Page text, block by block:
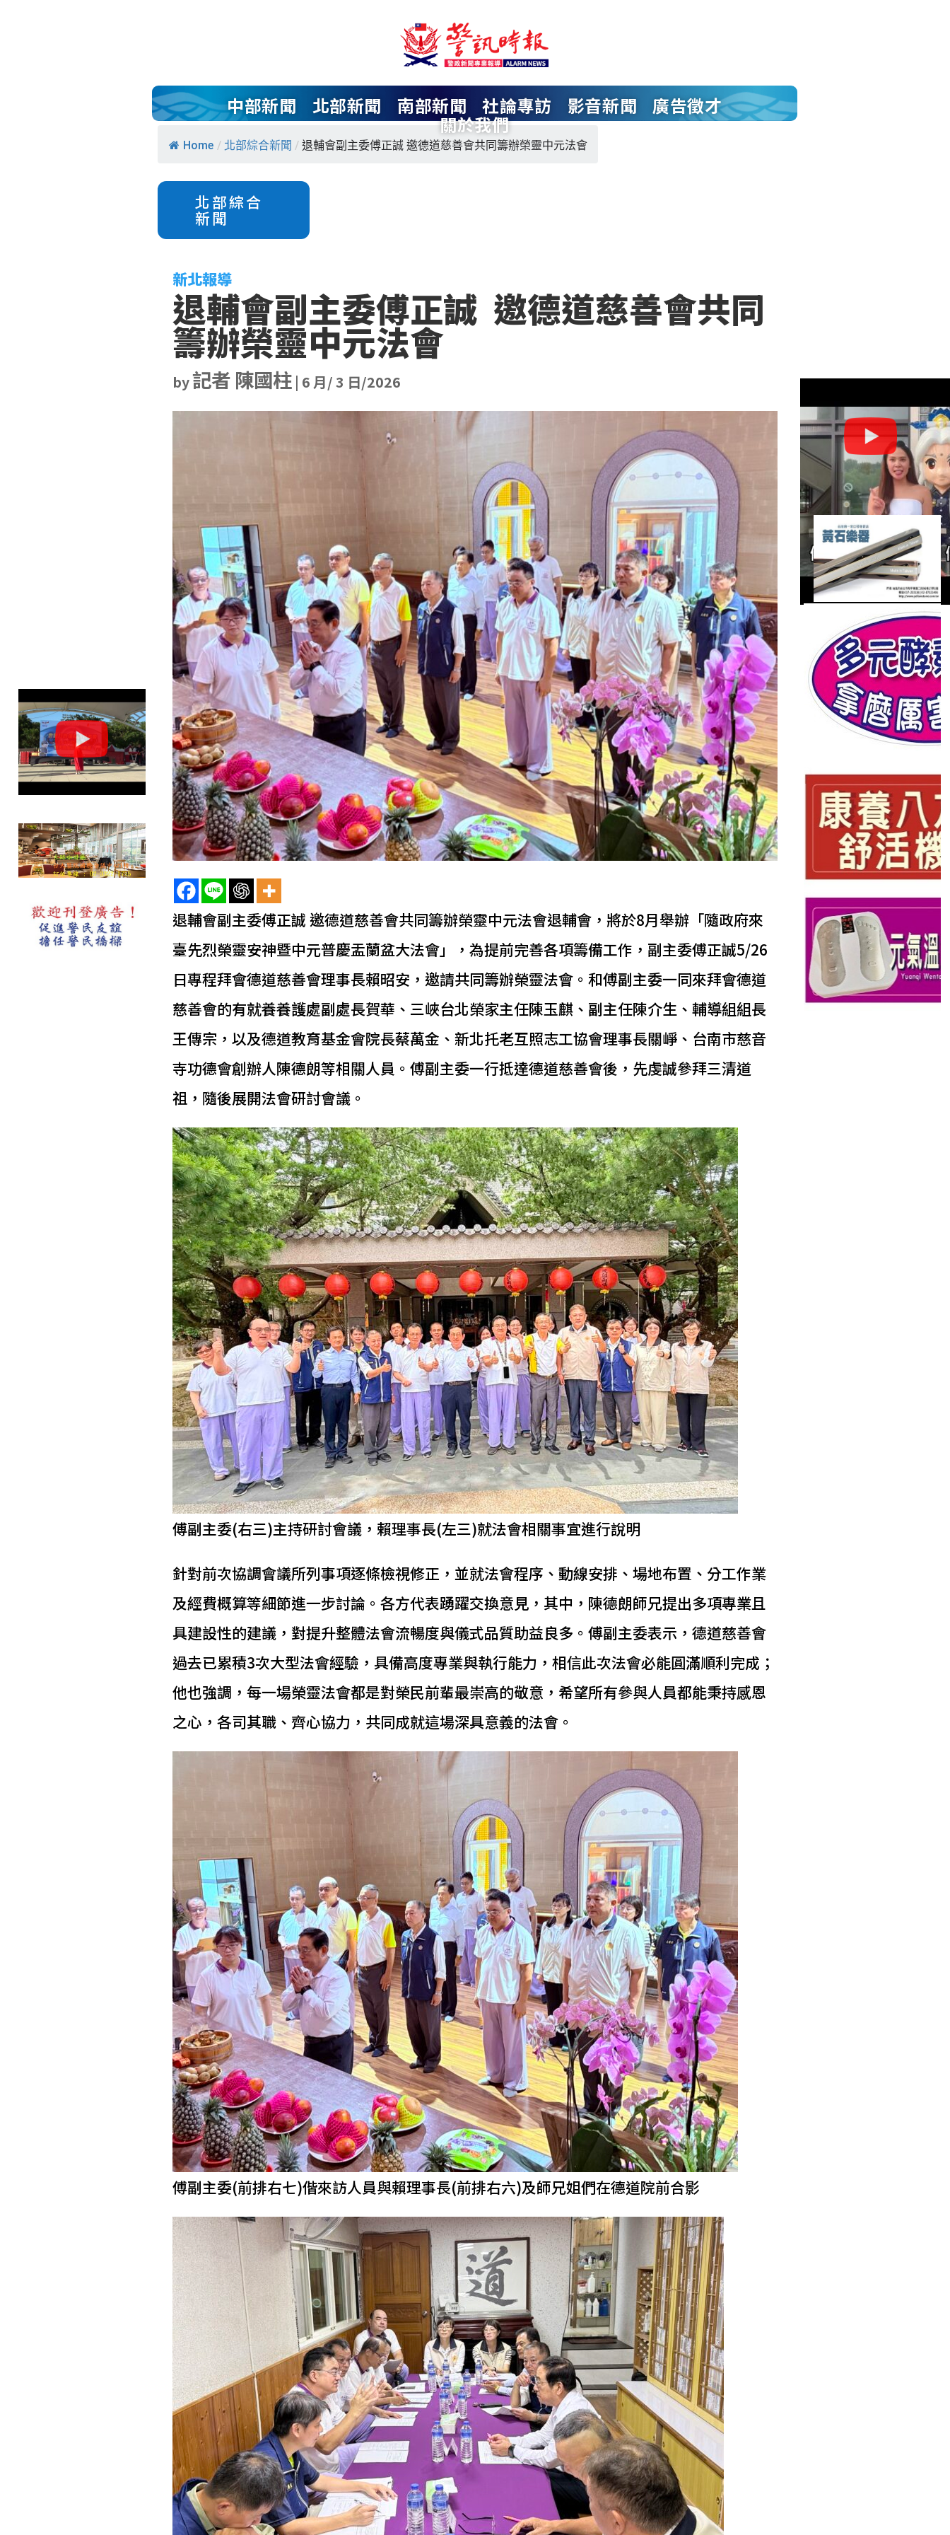
中部新聞 北部新聞 南部新聞 社論專訪 影音新聞 廣告徵才
關於我們
Home / 北部綜合新聞 / 退輔會副主委傅正誠 邀德道慈善會共同籌辦榮靈中元法會
北部綜合
新聞
新北報導
退輔會副主委傅正誠 邀德道慈善會共同
籌辦榮靈中元法會
by記者 陳國柱 | 6 月/ 3 日/2026
退輔會副主委傅正誠 邀德道慈善會共同籌辦榮靈中元法會退輔會，將於8月舉辦「隨政府來
臺先烈榮靈安神暨中元普慶盂蘭盆大法會」，為提前完善各項籌備工作，副主委傅正誠5/26
日專程拜會德道慈善會理事長賴昭安，邀請共同籌辦榮靈法會。和傅副主委一同來拜會德道
慈善會的有就養養護處副處長賀華、三峽台北榮家主任陳玉麒、副主任陳介生、輔導組組長
王傳宗，以及德道教育基金會院長蔡萬金、新北托老互照志工協會理事長關崢、台南市慈音
寺功德會創辦人陳德朗等相關人員。傅副主委一行抵達德道慈善會後，先虔誠參拜三清道
祖，隨後展開法會研討會議。
傅副主委(右三)主持研討會議，賴理事長(左三)就法會相關事宜進行說明
針對前次協調會議所列事項逐條檢視修正，並就法會程序、動線安排、場地布置、分工作業
及經費概算等細節進一步討論。各方代表踴躍交換意見，其中，陳德朗師兄提出多項專業且
具建設性的建議，對提升整體法會流暢度與儀式品質助益良多。傅副主委表示，德道慈善會
過去已累積3次大型法會經驗，具備高度專業與執行能力，相信此次法會必能圓滿順利完成；
他也強調，每一場榮靈法會都是對榮民前輩最崇高的敬意，希望所有參與人員都能秉持感恩
之心，各司其職、齊心協力，共同成就這場深具意義的法會。
傅副主委(前排右七)偕來訪人員與賴理事長(前排右六)及師兄姐們在德道院前合影